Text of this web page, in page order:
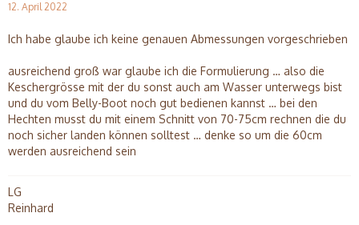
12. April 2022
Ich habe glaube ich keine genauen Abmessungen vorgeschrieben
ausreichend groß war glaube ich die Formulierung … also die
Keschergrösse mit der du sonst auch am Wasser unterwegs bist
und du vom Belly-Boot noch gut bedienen kannst … bei den
Hechten musst du mit einem Schnitt von 70-75cm rechnen die du
noch sicher landen können solltest … denke so um die 60cm
werden ausreichend sein
LG
Reinhard